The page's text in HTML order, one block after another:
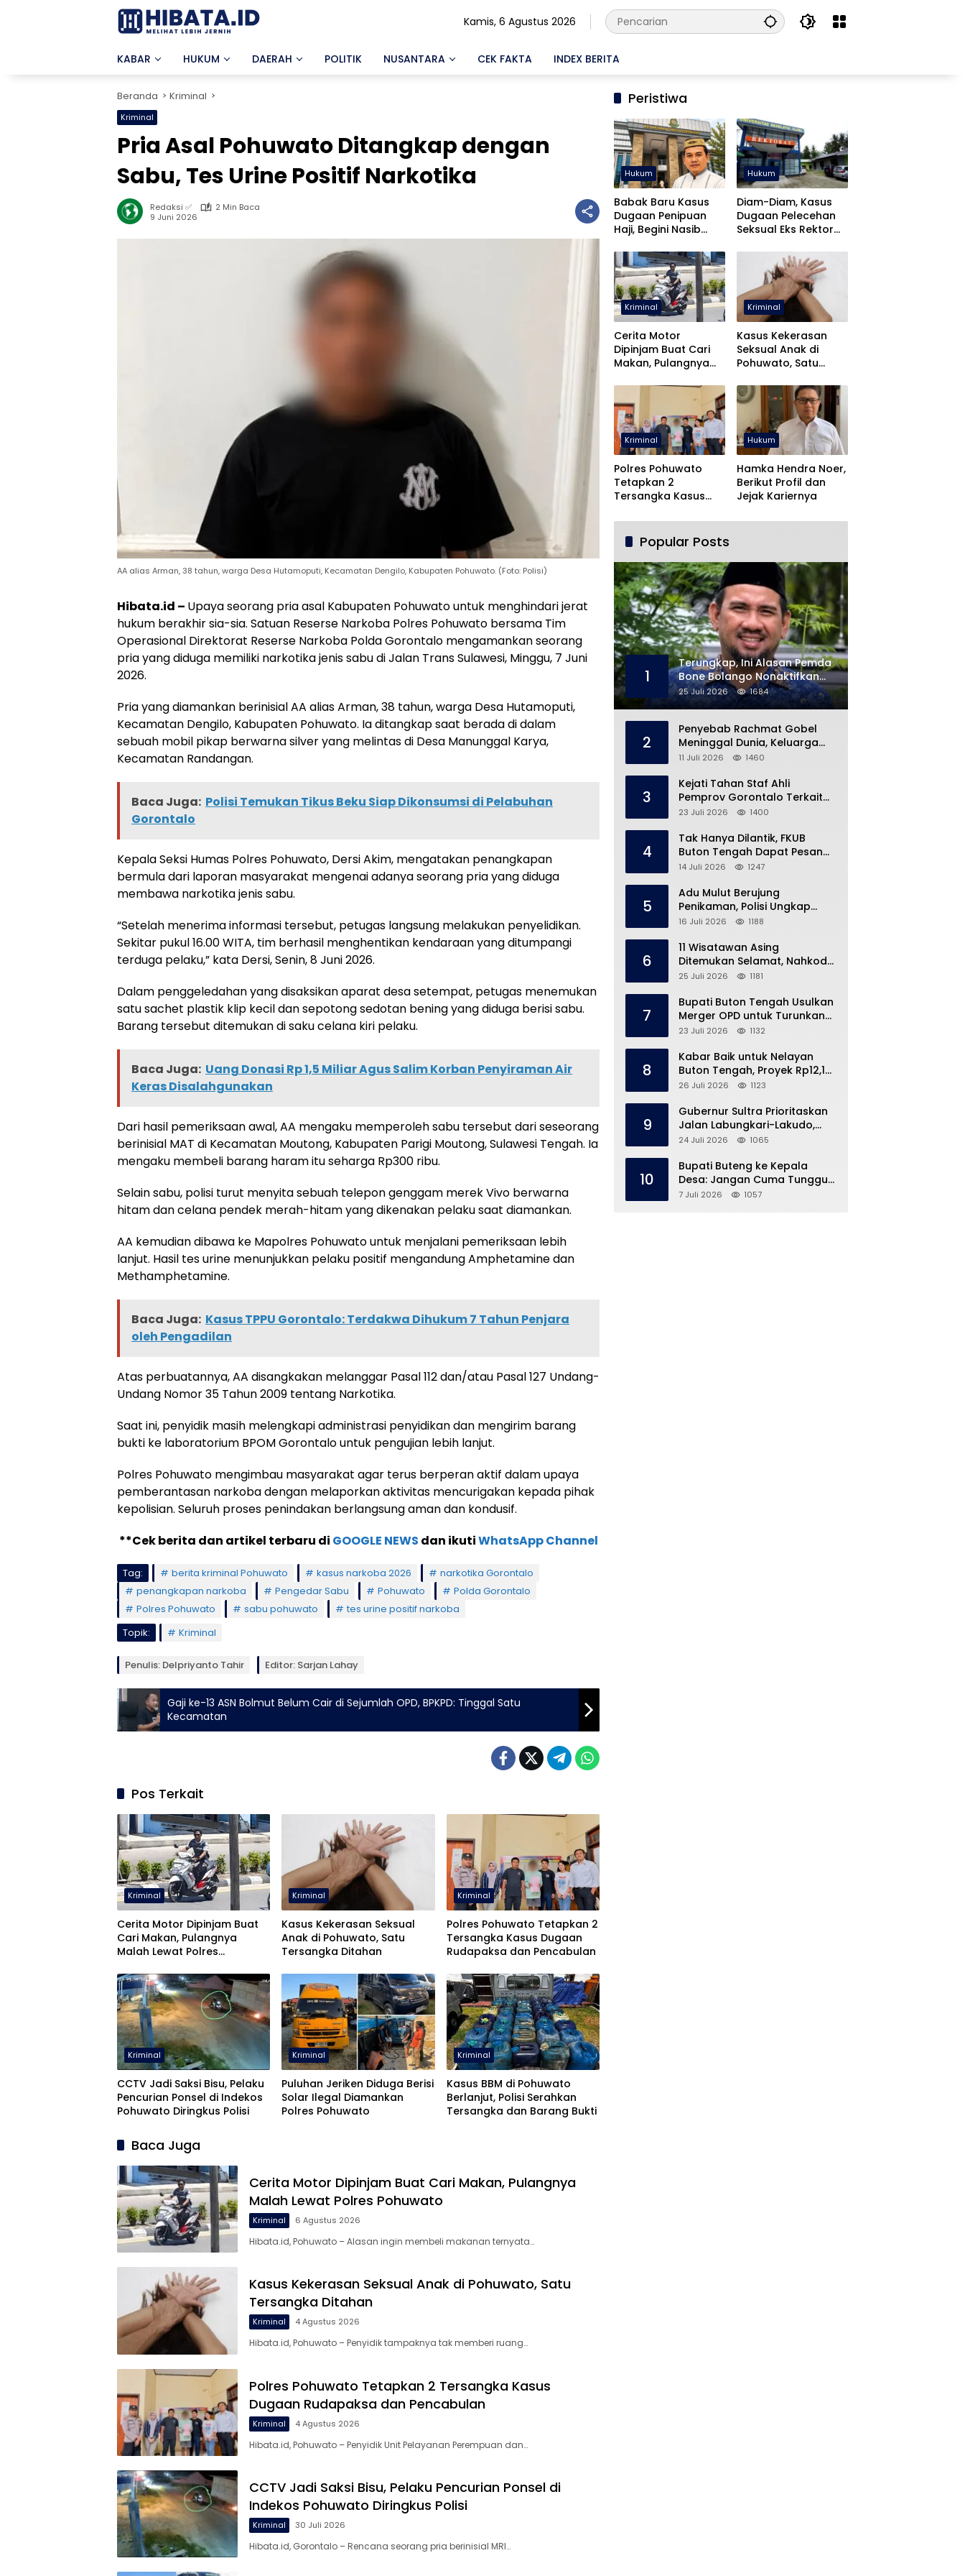
Kamis, 6 Agustus 2026
KABAR HUKUM DAERAH POLITIK NUSANTARA CEK FAKTA INDEX BERITA
Beranda Kriminal
Kriminal
Pria Asal Pohuwato Ditangkap dengan
Sabu, Tes Urine Positif Narkotika
Redaksi ✅
2 Min Baca
9 Juni 2026
AA alias Arman, 38 tahun, warga Desa Hutamoputi, Kecamatan Dengilo, Kabupaten Pohuwato. (Foto: Polisi)
Hibata.id – Upaya seorang pria asal Kabupaten Pohuwato untuk menghindari jerat
hukum berakhir sia-sia. Satuan Reserse Narkoba Polres Pohuwato bersama Tim
Operasional Direktorat Reserse Narkoba Polda Gorontalo mengamankan seorang
pria yang diduga memiliki narkotika jenis sabu di Jalan Trans Sulawesi, Minggu, 7 Juni
2026.
Pria yang diamankan berinisial AA alias Arman, 38 tahun, warga Desa Hutamoputi,
Kecamatan Dengilo, Kabupaten Pohuwato. Ia ditangkap saat berada di dalam
sebuah mobil pikap berwarna silver yang melintas di Desa Manunggal Karya,
Kecamatan Randangan.
Baca Juga: Polisi Temukan Tikus Beku Siap Dikonsumsi di Pelabuhan
Gorontalo
Kepala Seksi Humas Polres Pohuwato, Dersi Akim, mengatakan penangkapan
bermula dari laporan masyarakat mengenai adanya seorang pria yang diduga
membawa narkotika jenis sabu.
“Setelah menerima informasi tersebut, petugas langsung melakukan penyelidikan.
Sekitar pukul 16.00 WITA, tim berhasil menghentikan kendaraan yang ditumpangi
terduga pelaku,” kata Dersi, Senin, 8 Juni 2026.
Dalam penggeledahan yang disaksikan aparat desa setempat, petugas menemukan
satu sachet plastik klip kecil dan sepotong sedotan bening yang diduga berisi sabu.
Barang tersebut ditemukan di saku celana kiri pelaku.
Baca Juga: Uang Donasi Rp 1,5 Miliar Agus Salim Korban Penyiraman Air
Keras Disalahgunakan
Dari hasil pemeriksaan awal, AA mengaku memperoleh sabu tersebut dari seseorang
berinisial MAT di Kecamatan Moutong, Kabupaten Parigi Moutong, Sulawesi Tengah. Ia
mengaku membeli barang haram itu seharga Rp300 ribu.
Selain sabu, polisi turut menyita sebuah telepon genggam merek Vivo berwarna
hitam dan celana pendek merah-hitam yang dikenakan pelaku saat diamankan.
AA kemudian dibawa ke Mapolres Pohuwato untuk menjalani pemeriksaan lebih
lanjut. Hasil tes urine menunjukkan pelaku positif mengandung Amphetamine dan
Methamphetamine.
Baca Juga: Kasus TPPU Gorontalo: Terdakwa Dihukum 7 Tahun Penjara
oleh Pengadilan
Atas perbuatannya, AA disangkakan melanggar Pasal 112 dan/atau Pasal 127 Undang-
Undang Nomor 35 Tahun 2009 tentang Narkotika.
Saat ini, penyidik masih melengkapi administrasi penyidikan dan mengirim barang
bukti ke laboratorium BPOM Gorontalo untuk pengujian lebih lanjut.
Polres Pohuwato mengimbau masyarakat agar terus berperan aktif dalam upaya
pemberantasan narkoba dengan melaporkan aktivitas mencurigakan kepada pihak
kepolisian. Seluruh proses penindakan berlangsung aman dan kondusif.
**Cek berita dan artikel terbaru di GOOGLE NEWS dan ikutiWhatsApp Channel
Tag: berita kriminal Pohuwato kasus narkoba 2026
narkotika Gorontalo
penangkapan narkoba
Pengedar Sabu Pohuwato
Polda Gorontalo
Polres Pohuwato
sabu pohuwato
tes urine positif narkoba
Topik:
Kriminal
Penulis: Delpriyanto Tahir Editor: Sarjan Lahay
Gaji ke-13 ASN Bolmut Belum Cair di Sejumlah OPD, BPKPD: Tinggal Satu
Kecamatan
Pos Terkait
Kriminal
Cerita Motor Dipinjam Buat
Cari Makan, Pulangnya
Malah Lewat Polres
Kriminal
Kasus Kekerasan Seksual
Anak di Pohuwato, Satu
Tersangka Ditahan
Kriminal
Polres Pohuwato Tetapkan 2
Tersangka Kasus Dugaan
Rudapaksa dan Pencabulan
Kriminal
CCTV Jadi Saksi Bisu, Pelaku
Pencurian Ponsel di Indekos
Pohuwato Diringkus Polisi
Kriminal
Puluhan Jeriken Diduga Berisi
Solar Ilegal Diamankan
Polres Pohuwato
Kriminal
Kasus BBM di Pohuwato
Berlanjut, Polisi Serahkan
Tersangka dan Barang Bukti
Baca Juga
Cerita Motor Dipinjam Buat Cari Makan, Pulangnya
Malah Lewat Polres Pohuwato
Kriminal 6 Agustus 2026
Hibata.id, Pohuwato – Alasan ingin membeli makanan ternyata…
Kasus Kekerasan Seksual Anak di Pohuwato, Satu
Tersangka Ditahan
Kriminal 4 Agustus 2026
Hibata.id, Pohuwato – Penyidik tampaknya tak memberi ruang…
Polres Pohuwato Tetapkan 2 Tersangka Kasus
Dugaan Rudapaksa dan Pencabulan
Kriminal 4 Agustus 2026
Hibata.id, Pohuwato – Penyidik Unit Pelayanan Perempuan dan…
CCTV Jadi Saksi Bisu, Pelaku Pencurian Ponsel di
Indekos Pohuwato Diringkus Polisi
Kriminal 30 Juli 2026
Hibata.id, Gorontalo – Rencana seorang pria berinisial MRI…
Peristiwa
Hukum
Babak Baru Kasus
Dugaan Penipuan
Haji, Begini Nasib
Hukum
Diam-Diam, Kasus
Dugaan Pelecehan
Seksual Eks Rektor
Kriminal
Cerita Motor
Dipinjam Buat Cari
Makan, Pulangnya
Pohuwato
Kriminal
Kasus Kekerasan
Seksual Anak di
Pohuwato, Satu
Kriminal
Polres Pohuwato
Tetapkan 2
Tersangka Kasus
dan Pencabulan
Hukum
Hamka Hendra Noer,
Berikut Profil dan
Jejak Kariernya
Popular Posts
1
Terungkap, Ini Alasan Pemda
Bone Bolango Nonaktifkan
Kades Toto Utara
25 Juli 2026 1684
2
Penyebab Rachmat Gobel
Meninggal Dunia, Keluarga
Ungkap Kondisi Terakhir
11 Juli 2026 1460
3
Kejati Tahan Staf Ahli
Pemprov Gorontalo Terkait
Dugaan Korupsi Rp5 Miliar
23 Juli 2026 1400
4
Tak Hanya Dilantik, FKUB
Buton Tengah Dapat Pesan
Khusus dari Bupati Azhari
14 Juli 2026 1247
5
Adu Mulut Berujung
Penikaman, Polisi Ungkap
Kronologi di Pasar Marisa
16 Juli 2026 1188
6
11 Wisatawan Asing
Ditemukan Selamat, Nahkoda
Speedboat Masih Hilang
25 Juli 2026 1181
7
Bupati Buton Tengah Usulkan
Merger OPD untuk Turunkan
Belanja Pegawai APBD
23 Juli 2026 1132
8
Kabar Baik untuk Nelayan
Buton Tengah, Proyek Rp12,1
Miliar Akhirnya Dimulai
26 Juli 2026 1123
9
Gubernur Sultra Prioritaskan
Jalan Labungkari-Lakudo,
Buteng Kebagian 1,7 Km
24 Juli 2026 1065
10
Bupati Buteng ke Kepala
Desa: Jangan Cuma Tunggu
Dana Desa, ‘Jemput Bola’
7 Juli 2026 1057